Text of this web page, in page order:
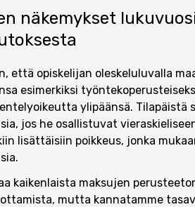
näkemykset
että opiskelijan oleskeluluvalla
esimerkiksi
ylipäänsä.
jos he osallistuvat
lisättäisiin poikkeus, jonka
kaikenlaista maksujen
mutta kannatamme